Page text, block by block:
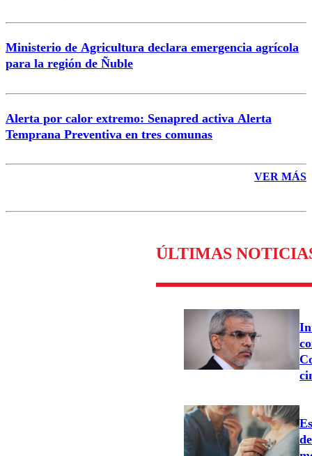
Ministerio de Agricultura declara emergencia agrícola
para la región de Ñuble
Alerta por calor extremo: Senapred activa Alerta
Temprana Preventiva en tres comunas
VER MÁS
ÚLTIMAS